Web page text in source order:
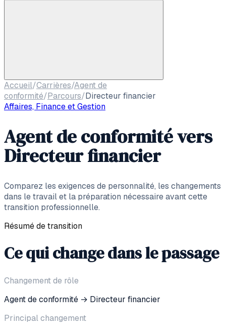
Accueil/Carrières/Agent de
conformité/Parcours/Directeur financier
Affaires, Finance et Gestion
Agent de conformitévers
Directeur financier
Comparez les exigences de personnalité, les changements
dans le travail et la préparation nécessaire avant cette
transition professionnelle.
Résumé de transition
Ce qui change dans le passage
Changement de rôle
Agent de conformité → Directeur financier
Principal changement